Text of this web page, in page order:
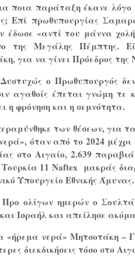
ποια παράταξη έκανε λόγο
Επί πρωθυπουργίας
έδωσε «αντί του μάννα
της Μεγάλης Πέμπτης.
για να γίνει Πρόεδρος
Δυστυχώς ο Πρωθυπουργός
αγαθοίς έπεται γνώμη τε
η φρόνηση και η σεμνότητα.
των θέσεων, για
όταν από το 2024 μέχρι
στο Αιγαίο, 2.639
11 Naftex μακράς
Υπουργείο Εθνικής
Προ ολίγων ημερών ο
Ισραήλ και απείλησε
«ήρεμα νερά» Μητσοτάκη –
διεκδικήσεις τόσο στο